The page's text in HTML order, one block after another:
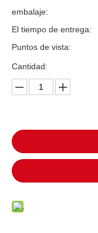
embalaje:
El tiempo de entrega:
Puntos de vista:
Cantidad: